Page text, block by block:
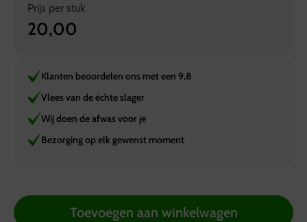
Prijs per stuk
20,00
Klanten beoordelen ons met een 9,8
Vlees van de échte slager
Wij doen de afwas voor je
Bezorging op elk gewenst moment
Toevoegen aan winkelwagen